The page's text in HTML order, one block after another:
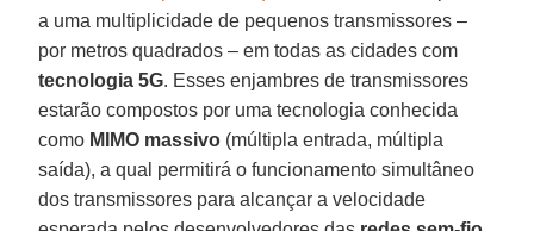
a uma multiplicidade de pequenos transmissores –
por metros quadrados – em todas as cidades com
tecnologia 5G. Esses enjambres de transmissores
estarão compostos por uma tecnologia conhecida
como MIMO massivo (múltipla entrada, múltipla
saída), a qual permitirá o funcionamento simultâneo
dos transmissores para alcançar a velocidade